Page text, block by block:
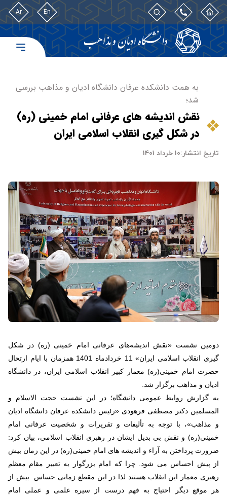
En
Ar
به همت دانشکده عرفان دانشگاه ادیان و مذاهب بررسی
شد؛
نقش اندیشه های عرفانی امام خمینی (ره)
در شکل گیری انقلاب اسلامی ایران
تاریخ انتشار:۱۰ خرداد ۱۴۰۱
دومین نشست «نقش اندیشه‌های عرفانی امام خمینی (ره) در شکل
گیری انقلاب اسلامی ایران» 11 خردادماه 1401 همزمان با ایام ارتحال
حضرت امام خمینی(ره) معمار کبیر انقلاب اسلامی ایران، در دانشگاه
ادیان و مذاهب برگزار شد.
به گزارش روابط عمومی دانشگاه؛ در این نشست حجت الاسلام و
المسلمین دکتر مصطفی فرهودی «رئیس دانشکده عرفان دانشگاه ادیان
و مذاهب»، با توجه به تألیفات و تقریرات و شخصیت عرفانی امام
خمینی(ره) و نقش بی بدیل ایشان در رهبری انقلاب اسلامی، بیان کرد:
ضرورت پرداختن به آراء و اندیشه های امام خمینی(ره) در این زمان بیش
از پیش احساس می شود. چرا که امام بزرگوار به تعبیر مقام معظم
رهبری معمار این انقلاب هستند لذا در این مقطع زمانی حساس بیش از
هر موقع دیگر احتیاج به فهم درست از سیره علمی و عملی امام